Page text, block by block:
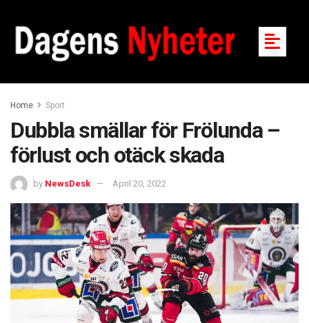
Home Sport
Dubbla smällar för Frölunda –
förlust och otäck skada
by NewsDesk April 20, 2022